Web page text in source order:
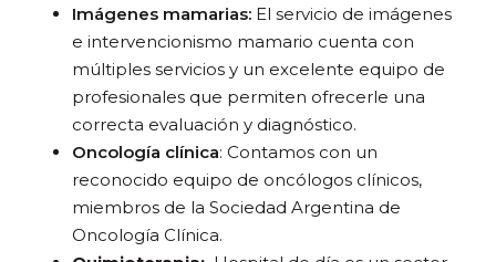
Imágenes mamarias: El servicio de imágenes
e intervencionismo mamario cuenta con
múltiples servicios y un excelente equipo de
profesionales que permiten ofrecerle una
correcta evaluación y diagnóstico.
Oncología clínica: Contamos con un
reconocido equipo de oncólogos clínicos,
miembros de la Sociedad Argentina de
Oncología Clínica.